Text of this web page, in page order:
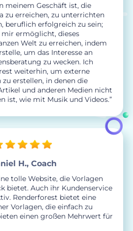
meinem Geschäft ist, die
zu erreichen, zu unterrichten
beruflich erfolgreich zu sein;
mir ermöglicht, dieses
Welt zu erreichen, indem
um das Interesse an
zu wecken. Ich
weiterhin, um externe
erstellen, in denen die
und anderen Medien nicht
ist, wie mit Musik und Videos.”
H., Coach
tolle Website, die Vorlagen
bietet. Auch ihr Kundenservice
Renderforest bietet eine
Vorlagen, die einfach zu
einen großen Mehrwert für